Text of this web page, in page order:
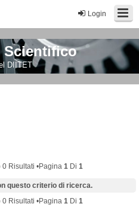
Login
Scientifico
DIITET
Risultati •Pagina 1 Di 1
questo criterio di ricerca.
Risultati •Pagina 1 Di 1